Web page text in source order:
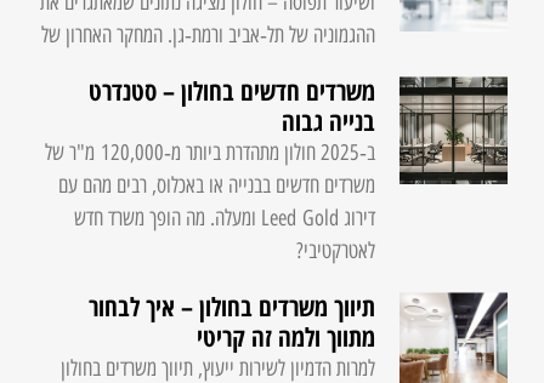
ההגמוניה של תל‑אביב ורמת‑גן. המחקר האחרון של
משרדים חדשים בחולון – סטנדרט
בנייה גבוה
ב‑2025 חולון מתהדרת ביותר מ‑120,000 מ"ר של
משרדים חדשים בבנייה או באכלוס, רבים מהם עם
דירוג Leed Gold ומעלה. מה הופך משרד חדש
לאטרקטיבי?
תיווך משרדים בחולון – איך לבחור
מתווך ולמה זה קריטי
למרות הדמיון לשירות ייעוץ, תיווך משרדים בחולון